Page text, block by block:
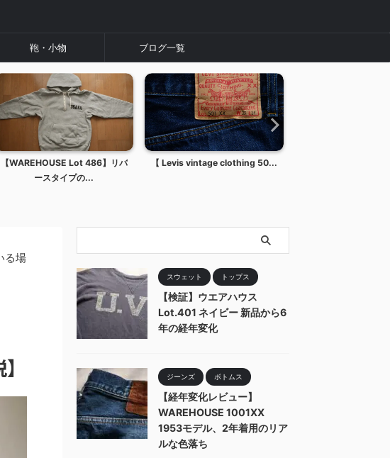
鞄・小物 ブログ一覧
【WAREHOUSE Lot 486】リバ
ースタイプの...
【 Levis vintage clothing 50...
る場
スウェット トップス
【検証】ウエアハウス
Lot.401 ネイビー 新品から6
年の経年変化
ジーンズ ボトムス
【経年変化レビュー】
WAREHOUSE 1001XX
1953モデル、2年着用のリア
ルな色落ち